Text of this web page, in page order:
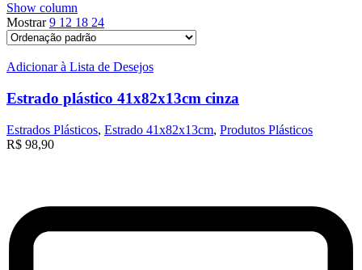
Show column
Mostrar9 12 18 24
Adicionar à Lista de Desejos
Estrado plástico 41x82x13cm cinza
Estrados Plásticos, Estrado 41x82x13cm, Produtos Plásticos
R$ 98,90